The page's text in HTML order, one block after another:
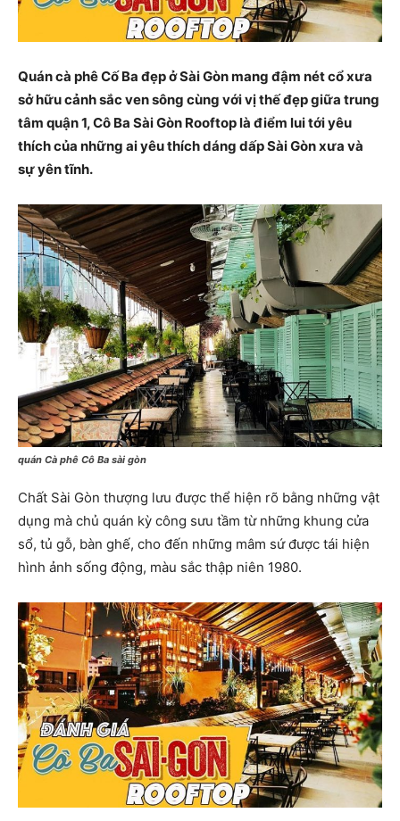
Quán cà phê Cố Ba đẹp ở Sài Gòn mang đậm nét cổ xưa
sở hữu cảnh sắc ven sông cùng với vị thế đẹp giữa trung
tâm quận 1, Cô Ba Sài Gòn Rooftop là điểm lui tới yêu
thích của những ai yêu thích dáng dấp Sài Gòn xưa và
sự yên tĩnh.
quán Cà phê Cô Ba sài gòn
Chất Sài Gòn thượng lưu được thể hiện rõ bằng những vật
dụng mà chủ quán kỳ công sưu tầm từ những khung cửa
sổ, tủ gỗ, bàn ghế, cho đến những mâm sứ được tái hiện
hình ảnh sống động, màu sắc thập niên 1980.